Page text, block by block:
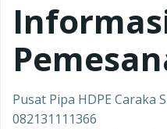
Pusat Pipa HDPE Caraka
082131111366